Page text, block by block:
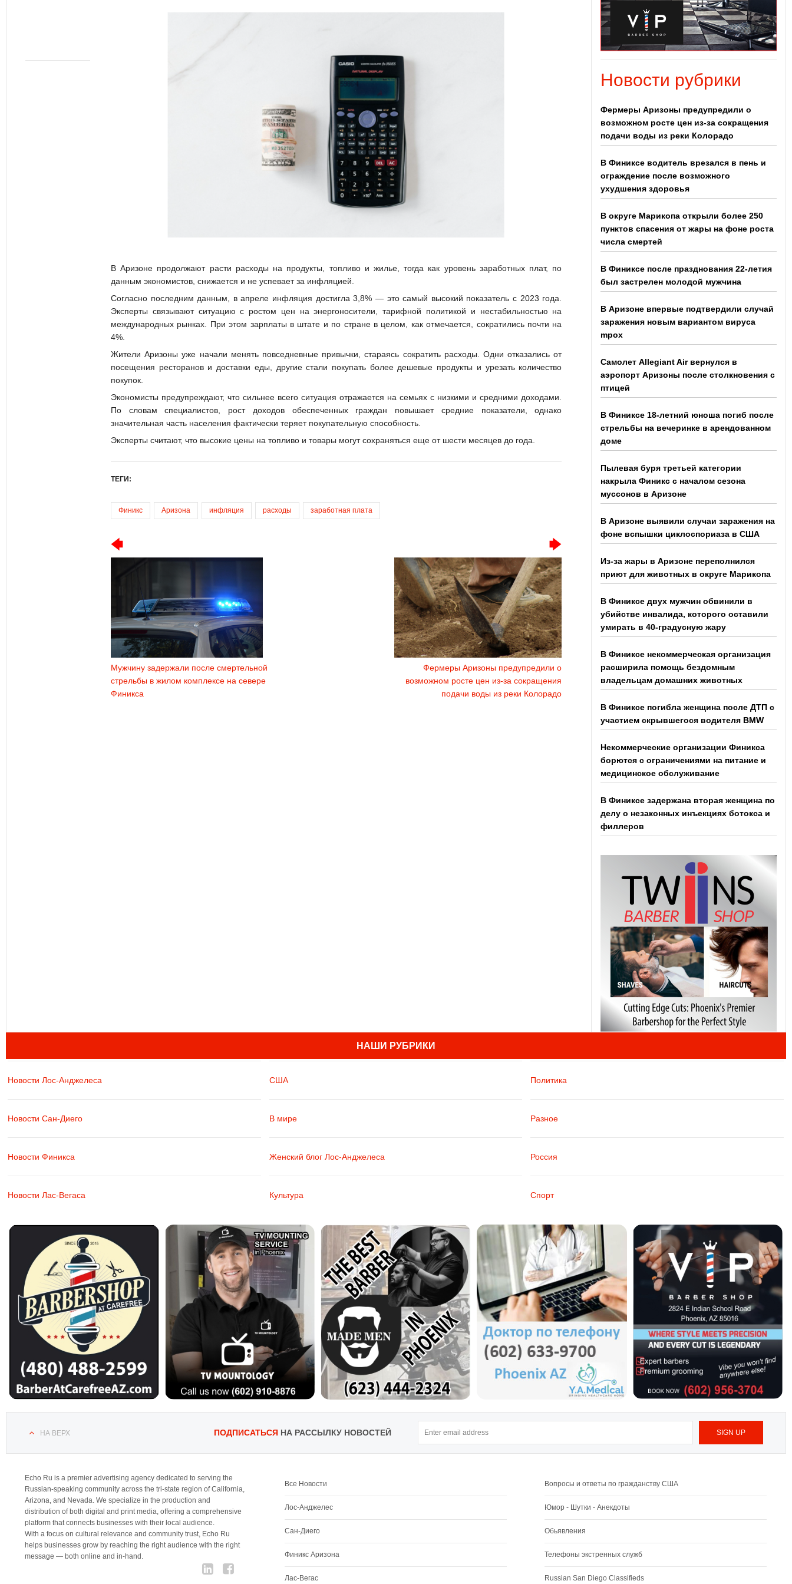
В Аризоне продолжают расти расходы на продукты, топливо и жилье, тогда как уровень заработных плат, по
данным экономистов, снижается и не успевает за инфляцией.
Согласно последним данным, в апреле инфляция достигла 3,8% — это самый высокий показатель с 2023 года.
Эксперты связывают ситуацию с ростом цен на энергоносители, тарифной политикой и нестабильностью на
международных рынках. При этом зарплаты в штате и по стране в целом, как отмечается, сократились почти на
4%.
Жители Аризоны уже начали менять повседневные привычки, стараясь сократить расходы. Одни отказались от
посещения ресторанов и доставки еды, другие стали покупать более дешевые продукты и урезать количество
покупок.
Экономисты предупреждают, что сильнее всего ситуация отражается на семьях с низкими и средними доходами.
По словам специалистов, рост доходов обеспеченных граждан повышает средние показатели, однако
значительная часть населения фактически теряет покупательную способность.
Эксперты считают, что высокие цены на топливо и товары могут сохраняться еще от шести месяцев до года.
ТЕГИ:
Финикс Аризона инфляция расходы заработная плата
Мужчину задержали после смертельной
стрельбы в жилом комплексе на севере
Финикса
Фермеры Аризоны предупредили о
возможном росте цен из-за сокращения
подачи воды из реки Колорадо
Новости рубрики
Фермеры Аризоны предупредили о
возможном росте цен из-за сокращения
подачи воды из реки Колорадо
В Финиксе водитель врезался в пень и
ограждение после возможного
ухудшения здоровья
В округе Марикопа открыли более 250
пунктов спасения от жары на фоне роста
числа смертей
В Финиксе после празднования 22-летия
был застрелен молодой мужчина
В Аризоне впервые подтвердили случай
заражения новым вариантом вируса
mpox
Самолет Allegiant Air вернулся в
аэропорт Аризоны после столкновения с
птицей
В Финиксе 18-летний юноша погиб после
стрельбы на вечеринке в арендованном
доме
Пылевая буря третьей категории
накрыла Финикс с началом сезона
муссонов в Аризоне
В Аризоне выявили случаи заражения на
фоне вспышки циклоспориаза в США
Из-за жары в Аризоне переполнился
приют для животных в округе Марикопа
В Финиксе двух мужчин обвинили в
убийстве инвалида, которого оставили
умирать в 40-градусную жару
В Финиксе некоммерческая организация
расширила помощь бездомным
владельцам домашних животных
В Финиксе погибла женщина после ДТП с
участием скрывшегося водителя BMW
Некоммерческие организации Финикса
борются с ограничениями на питание и
медицинское обслуживание
В Финиксе задержана вторая женщина по
делу о незаконных инъекциях ботокса и
филлеров
НАШИ РУБРИКИ
Новости Лос-Анджелеса
Новости Сан-Диего
Новости Финикса
Новости Лас-Вегаса
США
В мире
Женский блог Лос-Анджелеса
Культура
Политика
Разное
Россия
Спорт
НА ВЕРХ ПОДПИСАТЬСЯНА РАССЫЛКУ НОВОСТЕЙ
Echo Ru is a premier advertising agency dedicated to serving the
Russian-speaking community across the tri-state region of California,
Arizona, and Nevada. We specialize in the production and
distribution of both digital and print media, offering a comprehensive
platform that connects businesses with their local audience.
With a focus on cultural relevance and community trust, Echo Ru
helps businesses grow by reaching the right audience with the right
message — both online and in-hand.
Все Новости
Лос-Анджелес
Сан-Диего
Финикс Аризона
Лас-Вегас
Вопросы и ответы по гражданству США
Юмор - Шутки - Анекдоты
Обьявления
Телефоны экстренных служб
Russian San Diego Classifieds